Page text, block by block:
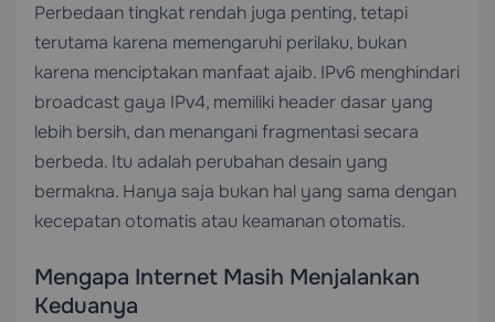
Perbedaan tingkat rendah juga penting, tetapi
terutama karena memengaruhi perilaku, bukan
karena menciptakan manfaat ajaib. IPv6 menghindari
broadcast gaya IPv4, memiliki header dasar yang
lebih bersih, dan menangani fragmentasi secara
berbeda. Itu adalah perubahan desain yang
bermakna. Hanya saja bukan hal yang sama dengan
kecepatan otomatis atau keamanan otomatis.
Mengapa Internet Masih Menjalankan
Keduanya